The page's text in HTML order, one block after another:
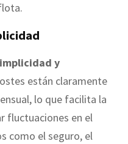
y
están claramente
lo que facilita la
fluctuaciones en el
como el seguro, el